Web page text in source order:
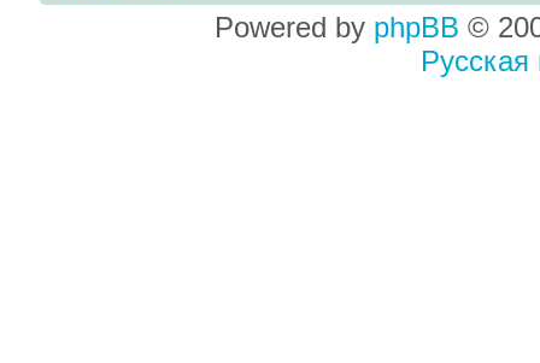
Powered by phpBB ©